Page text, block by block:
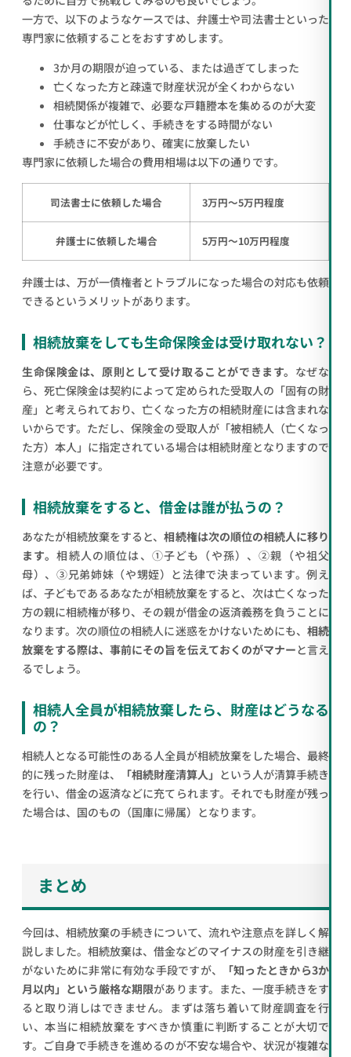
一方で、以下のようなケースでは、弁護士や司法書士といった
専門家に依頼することをおすすめします。
3か月の期限が迫っている、または過ぎてしまった
亡くなった方と疎遠で財産状況が全くわからない
相続関係が複雑で、必要な戸籍謄本を集めるのが大変
仕事などが忙しく、手続きをする時間がない
手続きに不安があり、確実に放棄したい
専門家に依頼した場合の費用相場は以下の通りです。
司法書士に依頼した場合 3万円～5万円程度
弁護士に依頼した場合 5万円～10万円程度
弁護士は、万が一債権者とトラブルになった場合の対応も依頼
できるというメリットがあります。
相続放棄をしても生命保険金は受け取れない？
生命保険金は、原則として受け取ることができます。 なぜな
ら、死亡保険金は契約によって定められた受取人の「固有の財
産」と考えられており、亡くなった方の相続財産には含まれな
いからです。ただし、保険金の受取人が「被相続人（亡くなっ
た方）本人」に指定されている場合は相続財産となりますので
注意が必要です。
相続放棄をすると、借金は誰が払うの？
あなたが相続放棄をすると、相続権は次の順位の相続人に移り
ます。相続人の順位は、①子ども（や孫）、②親（や祖父
母）、③兄弟姉妹（や甥姪）と法律で決まっています。例え
ば、子どもであるあなたが相続放棄をすると、次は亡くなった
方の親に相続権が移り、その親が借金の返済義務を負うことに
なります。次の順位の相続人に迷惑をかけないためにも、 相続
放棄をする際は、事前にその旨を伝えておくのがマナーと言え
るでしょう。
相続人全員が相続放棄したら、財産はどうなる
の？
相続人となる可能性のある人全員が相続放棄をした場合、最終
的に残った財産は、
「相続財産清算人」 という人が清算手続き
を行い、借金の返済などに充てられます。それでも財産が残っ
た場合は、国のもの（国庫に帰属）となります。
まとめ
今回は、相続放棄の手続きについて、流れや注意点を詳しく解
説しました。相続放棄は、借金などのマイナスの財産を引き継
がないために非常に有効な手段ですが、
「知ったときから3か
月以内」という厳格な期限があります。また、一度手続きをす
ると取り消しはできません。まずは落ち着いて財産調査を行
い、本当に相続放棄をすべきか慎重に判断することが大切で
す。ご自身で手続きを進めるのが不安な場合や、状況が複雑な